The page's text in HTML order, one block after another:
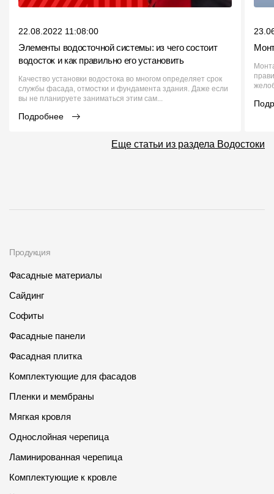
22.08.2022 11:08:00
Элементы водосточной системы: из чего состоит
водосток и как правильно его установить
Качество установки водостока во многом определяет срок
службы фасада, отмостки и фундамента здания. Даже если
вы не планируете заниматься этим сам...
Подробнее
Еще статьи из раздела Водостоки
Продукция
Фасадные материалы
Сайдинг
Софиты
Фасадные панели
Фасадная плитка
Комплектующие для фасадов
Пленки и мембраны
Мягкая кровля
Однослойная черепица
Ламинированная черепица
Комплектующие к кровле